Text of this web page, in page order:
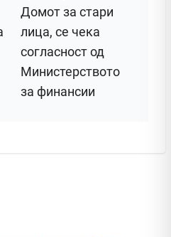
Домот за стари
лица, се чека
согласност од
Министерството
за финансии